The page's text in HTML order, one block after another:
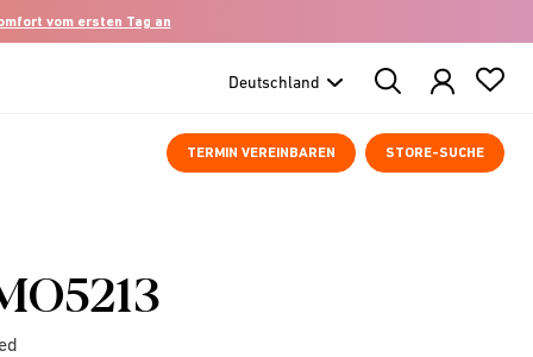
vom ersten Tag an
Search
Products
TERMIN VEREINBAREN STORE-SUCHE